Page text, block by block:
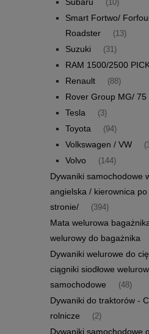
(10)
Smart Fortwo/
Roadster
(13)
Suzuki (31)
RAM 1500/2500
Renault (88)
Rover Group MG/ 75
Tesla (3)
Toyota (94)
Volkswagen / VW
Volvo (144)
Dywaniki samochodowe
angielska / kierownica po
stronie/
(394)
Mata welurowa
welurowy do bagażnika
Dywaniki welurowe do
ciągniki siodłowe
samochodowe
(48)
Dywaniki do traktorów -
rolnicze
(2)
Dywaniki samochodowe